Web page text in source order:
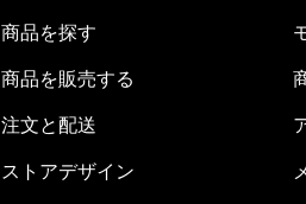
商品を探す
商品を販売する
注文と配送
ストアデザイン